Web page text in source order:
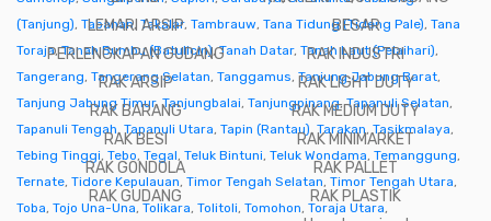
(Tanjung), Tabanan, Takalar, Tambrauw, Tana Tidung (Tideng Pale), Tana
Toraja,Tanah Bumbu (Batulicin),Tanah Datar, Tanah Laut (Pelaihari),
Tangerang, Tangerang Selatan, Tanggamus, Tanjung Jabung Barat,
Tanjung Jabung Timur,Tanjungbalai, Tanjungpinang,Tapanuli Selatan,
Tapanuli Tengah, Tapanuli Utara, Tapin (Rantau), Tarakan,Tasikmalaya,
Tebing Tinggi, Tebo, Tegal, Teluk Bintuni, Teluk Wondama, Temanggung,
Ternate, Tidore Kepulauan, Timor Tengah Selatan, Timor Tengah Utara,
Toba, Tojo Una-Una, Tolikara, Tolitoli, Tomohon, Toraja Utara,
LEMARI ARSIP
PERLENGKAPAN GUDANG
RAK ARSIP
RAK BARANG
RAK BESI
RAK GONDOLA
RAK GUDANG
BESAR
RAK INDUSTRI
RAK LIGHT DUTY
RAK MEDIUM DUTY
RAK MINIMARKET
RAK PALLET
RAK PLASTIK